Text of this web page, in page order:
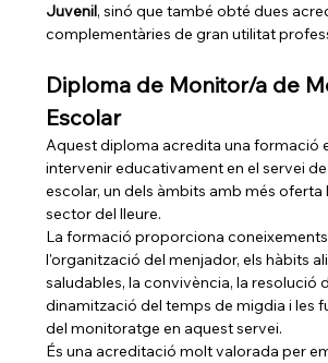
Juvenil, sinó que també obté dues
complementàries de gran utilitat
Diploma de Monitor/a de
Escolar
Aquest diploma acredita una formació
intervenir educativament en el servei
escolar, un dels àmbits amb més oferta
sector del lleure.
La formació proporciona
l'organització del menjador, els hàbits
saludables, la convivència, la resolució
dinamització del temps de migdia i les
del monitoratge en aquest servei.
És una acreditació molt valorada per